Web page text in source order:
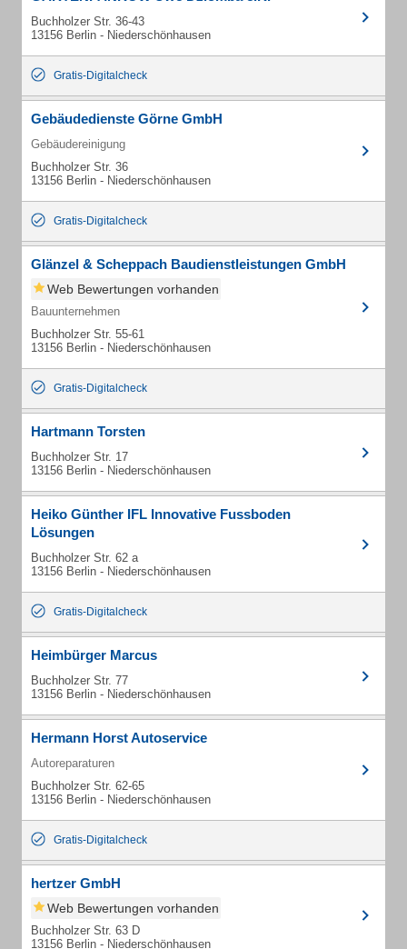
Buchholzer Str. 36-43
13156 Berlin - Niederschönhausen
Gratis-Digitalcheck
Gebäudedienste Görne GmbH
Gebäudereinigung
Buchholzer Str. 36
13156 Berlin - Niederschönhausen
Gratis-Digitalcheck
Glänzel & Scheppach Baudienstleistungen GmbH
Web Bewertungen vorhanden
Bauunternehmen
Buchholzer Str. 55-61
13156 Berlin - Niederschönhausen
Gratis-Digitalcheck
Hartmann Torsten
Buchholzer Str. 17
13156 Berlin - Niederschönhausen
Heiko Günther IFL Innovative Fussboden
Lösungen
Buchholzer Str. 62 a
13156 Berlin - Niederschönhausen
Gratis-Digitalcheck
Heimbürger Marcus
Buchholzer Str. 77
13156 Berlin - Niederschönhausen
Hermann Horst Autoservice
Autoreparaturen
Buchholzer Str. 62-65
13156 Berlin - Niederschönhausen
Gratis-Digitalcheck
hertzer GmbH
Web Bewertungen vorhanden
Buchholzer Str. 63 D
13156 Berlin - Niederschönhausen